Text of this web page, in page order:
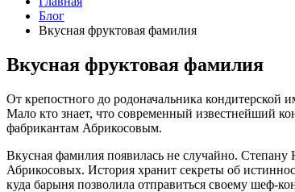
Блог
Вкусная фруктовая фамилия
Вкусная фруктовая фамилия
От крепостного до родоначальника
Мало кто знает, что современный известнейший
фабрикантам Абрикосовым.
Вкусная фамилия появилась не случайно.
Абрикосовых. История хранит секреты об
куда барыня позволила отправиться своему шеф-